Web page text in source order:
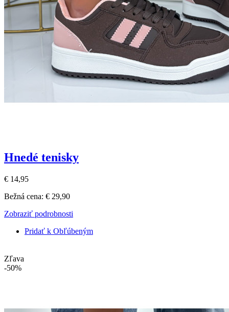
Hnedé tenisky
€ 14,95
Bežná cena: € 29,90
Zobraziť podrobnosti
Pridať k Obľúbeným
Zľava
-50%